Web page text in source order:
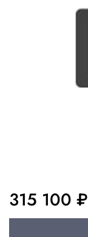
315 100 ₽